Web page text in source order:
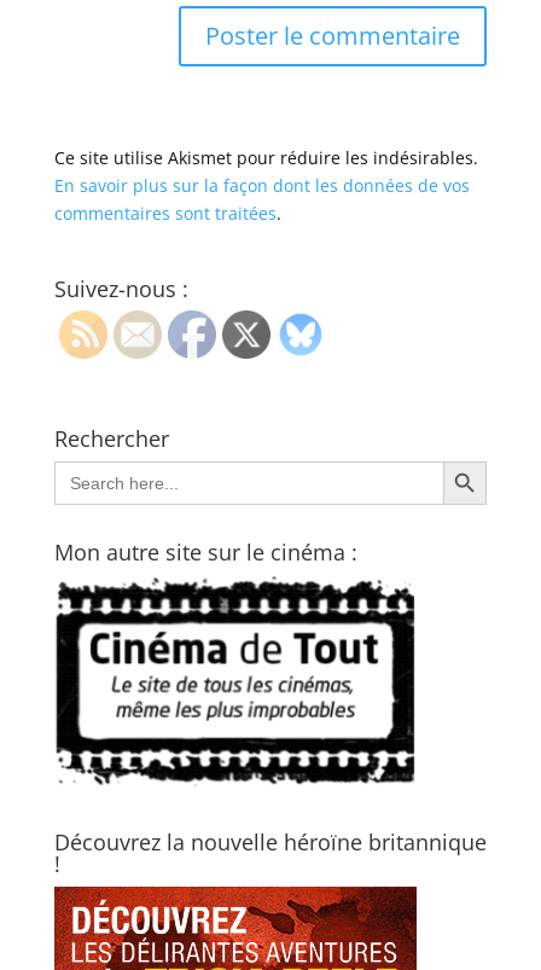
Ce site utilise Akismet pour réduire les indésirables.
En savoir plus sur la façon dont les données de vos
commentaires sont traitées.
Suivez-nous :
Rechercher
Search
for:
Search Button
Mon autre site sur le cinéma :
Découvrez la nouvelle héroïne britannique
!